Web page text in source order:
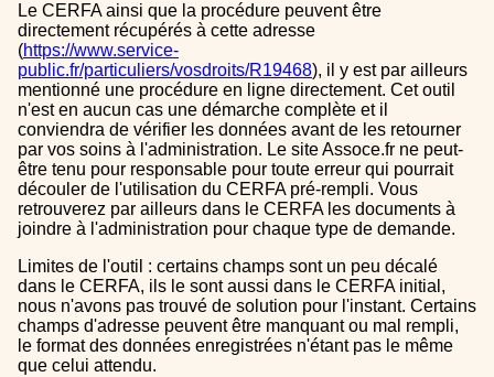
Le CERFA ainsi que la procédure peuvent être
directement récupérés à cette adresse
(https://www.service-
public.fr/particuliers/vosdroits/R19468), il y est par ailleurs
mentionné une procédure en ligne directement. Cet outil
n'est en aucun cas une démarche complète et il
conviendra de vérifier les données avant de les retourner
par vos soins à l'administration. Le site Assoce.fr ne peut-
être tenu pour responsable pour toute erreur qui pourrait
découler de l'utilisation du CERFA pré-rempli. Vous
retrouverez par ailleurs dans le CERFA les documents à
joindre à l'administration pour chaque type de demande.
Limites de l'outil : certains champs sont un peu décalé
dans le CERFA, ils le sont aussi dans le CERFA initial,
nous n'avons pas trouvé de solution pour l'instant. Certains
champs d'adresse peuvent être manquant ou mal rempli,
le format des données enregistrées n'étant pas le même
que celui attendu.